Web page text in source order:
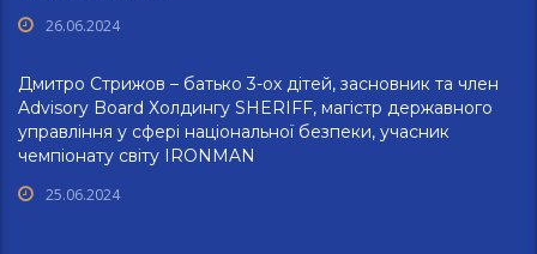
26.06.2024
Дмитро Стрижов – батько 3-ох дітей, засновник та член
Advisory Board Холдингу SHERIFF, магістр державного
управління у сфері національної безпеки, учасник
чемпіонату світу IRONMAN
25.06.2024